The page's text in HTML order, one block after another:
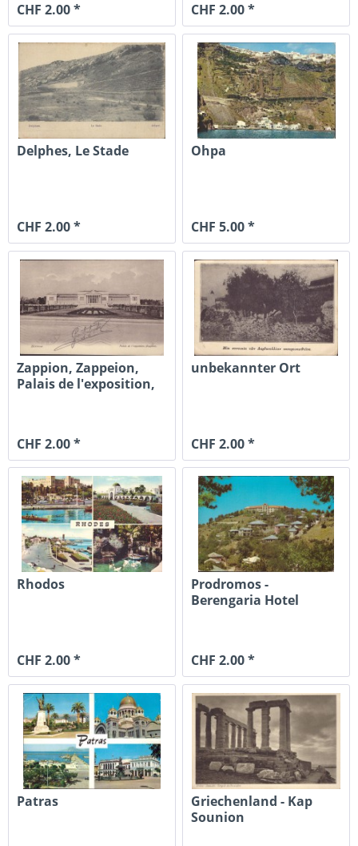
CHF 2.00 * CHF 2.00 *
Delphes, Le Stade
CHF 2.00 *
Ohpa
CHF 5.00 *
Zappion, Zappeion,
Palais de l'exposition,
CHF 2.00 *
unbekannter Ort
CHF 2.00 *
Rhodos
CHF 2.00 *
Prodromos -
Berengaria Hotel
CHF 2.00 *
Patras
Griechenland - Kap
Sounion